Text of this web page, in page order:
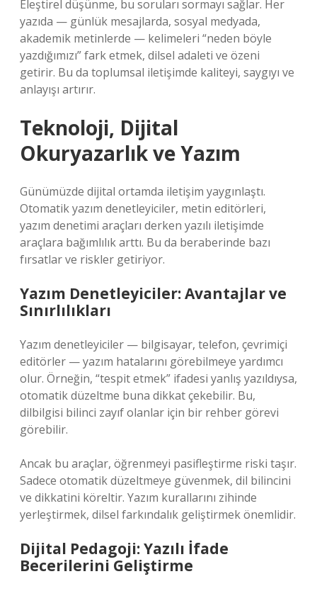
Eleştirel düşünme, bu soruları sormayı sağlar. Her
yazıda — günlük mesajlarda, sosyal medyada,
akademik metinlerde — kelimeleri “neden böyle
yazdığımızı” fark etmek, dilsel adaleti ve özeni
getirir. Bu da toplumsal iletişimde kaliteyi, saygıyı ve
anlayışı artırır.
Teknoloji, Dijital
Okuryazarlık ve Yazım
Günümüzde dijital ortamda iletişim yaygınlaştı.
Otomatik yazım denetleyiciler, metin editörleri,
yazım denetimi araçları derken yazılı iletişimde
araçlara bağımlılık arttı. Bu da beraberinde bazı
fırsatlar ve riskler getiriyor.
Yazım Denetleyiciler: Avantajlar ve
Sınırlılıkları
Yazım denetleyiciler — bilgisayar, telefon, çevrimiçi
editörler — yazım hatalarını görebilmeye yardımcı
olur. Örneğin, “tespit etmek” ifadesi yanlış yazıldıysa,
otomatik düzeltme buna dikkat çekebilir. Bu,
dilbilgisi bilinci zayıf olanlar için bir rehber görevi
görebilir.
Ancak bu araçlar, öğrenmeyi pasifleştirme riski taşır.
Sadece otomatik düzeltmeye güvenmek, dil bilincini
ve dikkatini köreltir. Yazım kurallarını zihinde
yerleştirmek, dilsel farkındalık geliştirmek önemlidir.
Dijital Pedagoji: Yazılı İfade
Becerilerini Geliştirme